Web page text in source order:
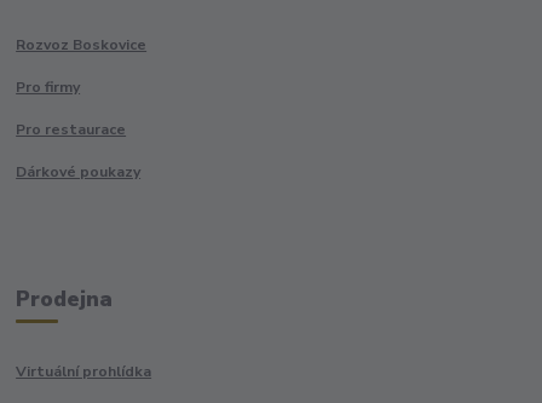
Rozvoz Boskovice
Pro firmy
Pro restaurace
Dárkové poukazy
Prodejna
Virtuální prohlídka